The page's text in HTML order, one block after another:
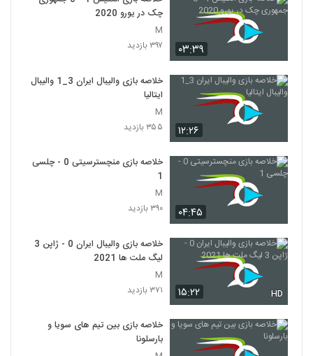
۰۳:۳۹
چک در یورو 2020
M
۳۹۷ بازدید
۱۲:۲۶
خلاصه بازی والیبال ایران 3_1 والیبال
ایتالیا
M
۳۵۵ بازدید
۰۴:۴۵
خلاصه بازی منچسترسیتی 0 - چلسی
1
M
۳۹۰ بازدید
۱۵:۲۲ HD
خلاصه بازی والیبال ایران 0 - ژاپن 3
لیگ ملت ها 2021
M
۳۷۱ بازدید
خلاصه بازی بین تیم های سویا و
بارسلونا